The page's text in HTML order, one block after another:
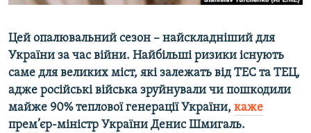
РУС
УКР
КТАТ
ДОЛУЧАЙСЯ!
Цей опалювальний сезон – найскладніший для
України за час війни. Найбільші ризики існують
саме для великих міст, які залежать від ТЕС та ТЕЦ,
адже російські війська зруйнували чи пошкодили
майже 90% теплової генерації України, каже
прем’єр-міністр України Денис Шмигаль.